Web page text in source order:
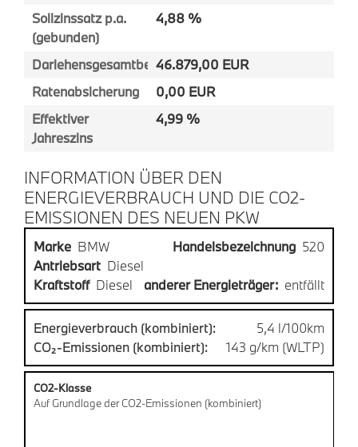
Sollzinssatz p.a.
(gebunden)
4,88 %
Darlehensgesamtbetrag46.879,00 EUR
Ratenabsicherung
0,00 EUR
Effektiver
Jahreszins
4,99 %
INFORMATION ÜBER DEN
ENERGIEVERBRAUCH UND DIE CO2-
EMISSIONEN DES NEUEN PKW
Marke BMW Handelsbezeichnung 520
Antriebsart Diesel
Kraftstoff Diesel anderer Energieträger: entfällt
Energieverbrauch (kombiniert):
5,4 l/100km
CO₂-Emissionen (kombiniert):
143 g/km (WLTP)
CO2-Klasse
Auf Grundlage der CO2-Emissionen (kombiniert)